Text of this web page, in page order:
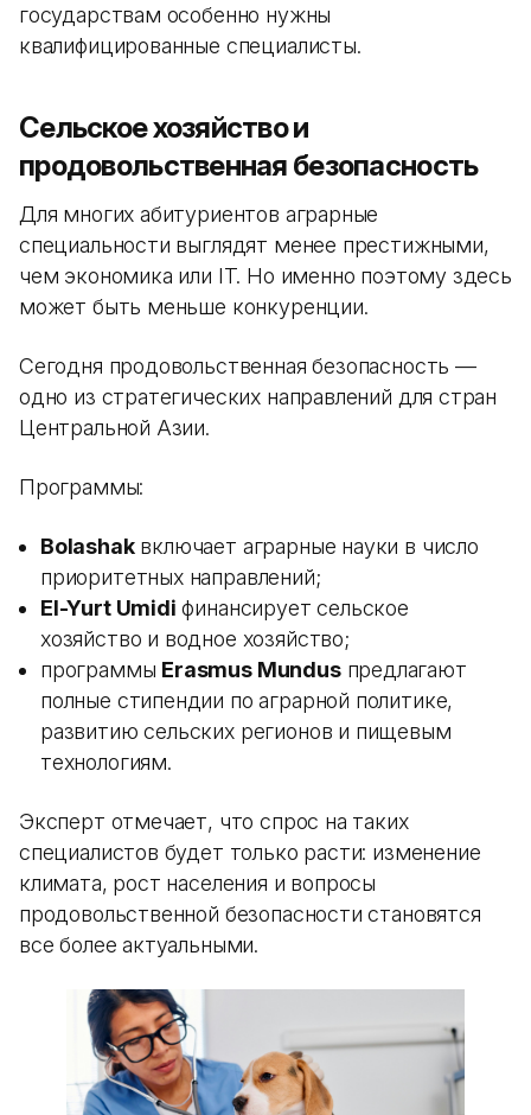
государствам особенно нужны
квалифицированные специалисты.
Сельское хозяйство и
продовольственная безопасность
Для многих абитуриентов аграрные
специальности выглядят менее престижными,
чем экономика или IT. Но именно поэтому здесь
может быть меньше конкуренции.
Сегодня продовольственная безопасность —
одно из стратегических направлений для стран
Центральной Азии.
Программы:
Bolashakвключает аграрные науки в число
приоритетных направлений;
El-Yurt Umidi финансирует сельское
хозяйство и водное хозяйство;
программы Erasmus Mundusпредлагают
полные стипендии по аграрной политике,
развитию сельских регионов и пищевым
технологиям.
Эксперт отмечает, что спрос на таких
специалистов будет только расти: изменение
климата, рост населения и вопросы
продовольственной безопасности становятся
все более актуальными.